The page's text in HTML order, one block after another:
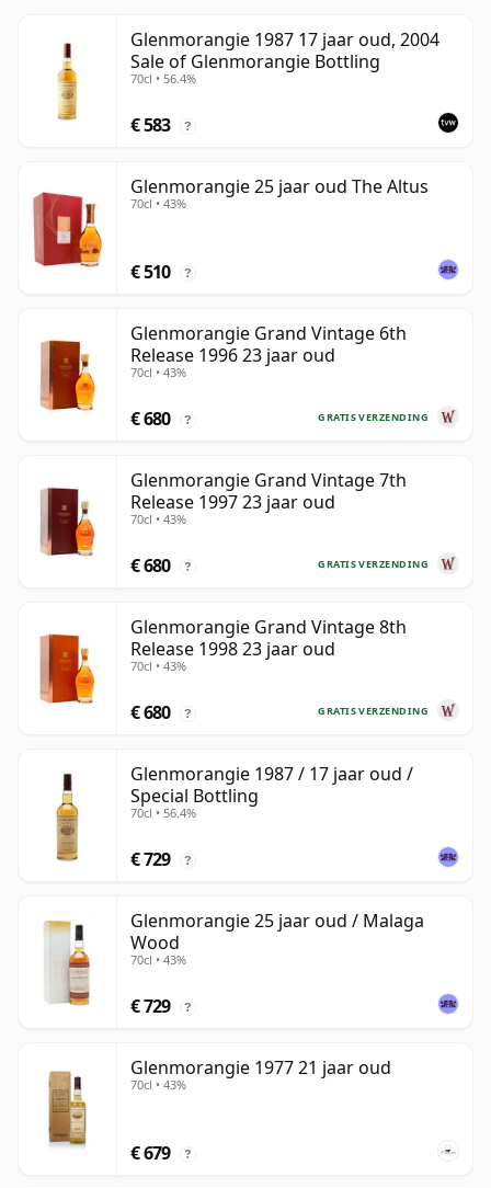
Glenmorangie 1987 17 jaar oud, 2004
Sale of Glenmorangie Bottling
70cl • 56.4%
€ 583 ?
Glenmorangie 25 jaar oud The Altus
70cl • 43%
€ 510 ?
Glenmorangie Grand Vintage 6th
Release 1996 23 jaar oud
70cl • 43%
GRATIS VERZENDING
€ 680 ?
Glenmorangie Grand Vintage 7th
Release 1997 23 jaar oud
70cl • 43%
GRATIS VERZENDING
€ 680 ?
Glenmorangie Grand Vintage 8th
Release 1998 23 jaar oud
70cl • 43%
GRATIS VERZENDING
€ 680 ?
Glenmorangie 1987 / 17 jaar oud /
Special Bottling
70cl • 56.4%
€ 729 ?
Glenmorangie 25 jaar oud / Malaga
Wood
70cl • 43%
€ 729 ?
Glenmorangie 1977 21 jaar oud
70cl • 43%
€ 679 ?